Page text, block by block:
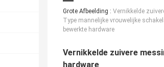
Grote Afbeelding : Vernikkelde
Type mannelijke vrouwelijke
bewerkte hardware
Vernikkelde zuivere
hardware